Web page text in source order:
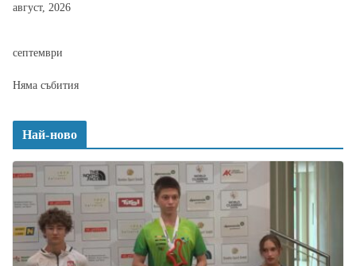
август, 2026
септември
Няма събития
Най-ново